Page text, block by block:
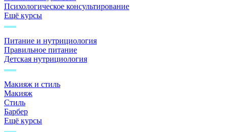
Психологическое консультирование
Ещё курсы
Питание и нутрициология
Правильное питание
Детская нутрициология
Макияж и стиль
Макияж
Стиль
Барбер
Ещё курсы